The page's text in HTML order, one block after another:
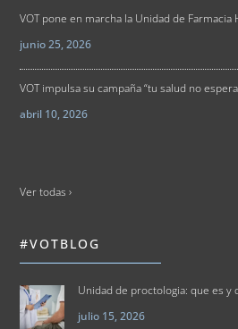
VOT pone en marcha la Unidad de Farmacia
junio 25, 2026
VOT impulsa su campaña “tu salud no
abril 10, 2026
Ver todas ›
#VOTBLOG
Unidad de proctologia: que es y
julio 15, 2026